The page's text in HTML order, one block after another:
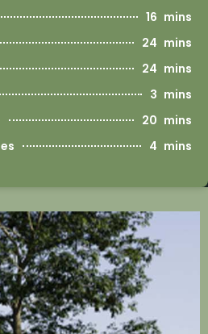
16 mins
24 mins
24 mins
3 mins
20 mins
4 mins